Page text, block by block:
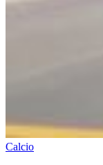
Calcio